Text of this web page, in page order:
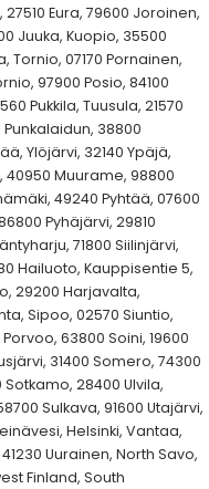
Eura, 79600 Joroinen,
Juuka, Kuopio, 35500
Tornio, 07170 Pornainen,
97900 Posio, 84100
Pukkila, Tuusula, 21570
38800
Ylöjärvi, 32140 Ypäjä,
40950 Muurame, 98800
49240 Pyhtää, 07600
Pyhäjärvi, 29810
71800 Siilinjärvi,
Hailuoto, Kauppisentie 5,
29200 Harjavalta,
Sipoo, 02570 Siuntio,
63800 Soini, 19600
31400 Somero, 74300
Sotkamo, 28400 Ulvila,
Sulkava, 91600 Utajärvi,
Helsinki, Vantaa,
Uurainen, North Savo,
Finland, South